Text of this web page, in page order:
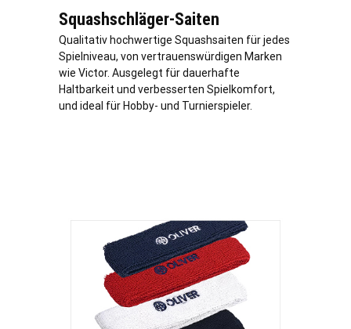
Squashschläger-Saiten
Qualitativ hochwertige Squashsaiten für jedes
Spielniveau, von vertrauenswürdigen Marken
wie Victor. Ausgelegt für dauerhafte
Haltbarkeit und verbesserten Spielkomfort,
und ideal für Hobby- und Turnierspieler.